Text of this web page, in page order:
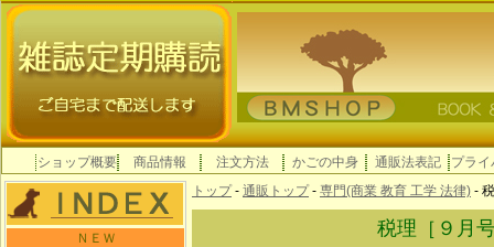
ショップ概要 商品情報 注文方法 かごの中身 通販法表記 プライ
ＮＥＷ
トップ- 通販トップ- 専門(商業 教育 工学 法律) -
税理［９月